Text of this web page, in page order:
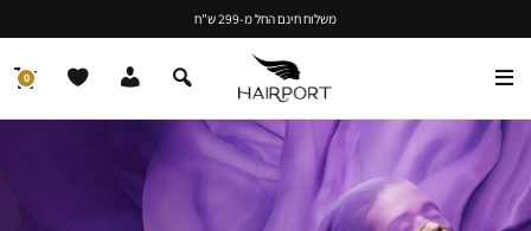
משלוח חינם החל מ-299 ש"ח
0